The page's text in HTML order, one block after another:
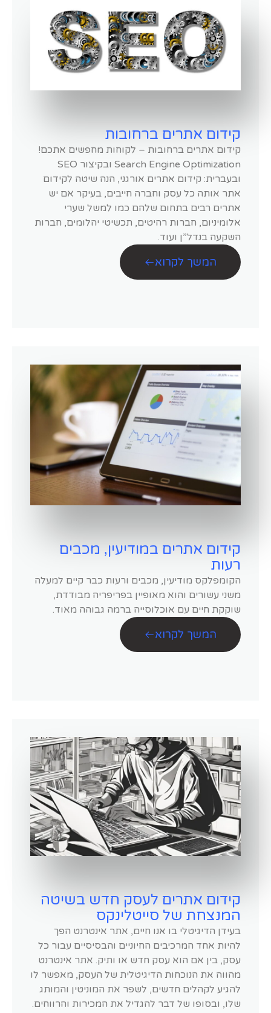
קידום אתרים ברחובות
קידום אתרים ברחובות – לקוחות מחפשים אתכם!
Search Engine Optimization ובקיצור SEO
ובעברית: קידום אתרים אורגני, הנה שיטה לקידום
אתר אותה כל עסק וחברה חייבים, בעיקר אם יש
אתרים רבים בתחום שלהם כמו למשל שערי
אלומיניום, חברות רהיטים, תכשיטי יהלומים, חברות
השקעה בנדל”ן ועוד.
המשך לקרוא
קידום אתרים במודיעין, מכבים
רעות
הקומפלקס מודיעין, מכבים ורעות כבר קיים למעלה
משני עשורים והוא מאופיין בפריפריה מבודדת,
שוקקת חיים עם אוכלוסייה ברמה גבוהה מאוד.
המשך לקרוא
קידום אתרים לעסק חדש בשיטה
המנצחת של סייטלינקס
בעידן הדיגיטלי בו אנו חיים, אתר אינטרנט הפך
להיות אחד המרכיבים החיוניים והבסיסיים עבור כל
עסק, בין אם הוא עסק חדש או ותיק. אתר אינטרנט
מהווה את הנוכחות הדיגיטלית של העסק, מאפשר לו
להגיע לקהלים חדשים, לשפר את המוניטין והמותג
שלו, ובסופו של דבר להגדיל את המכירות והרווחים.